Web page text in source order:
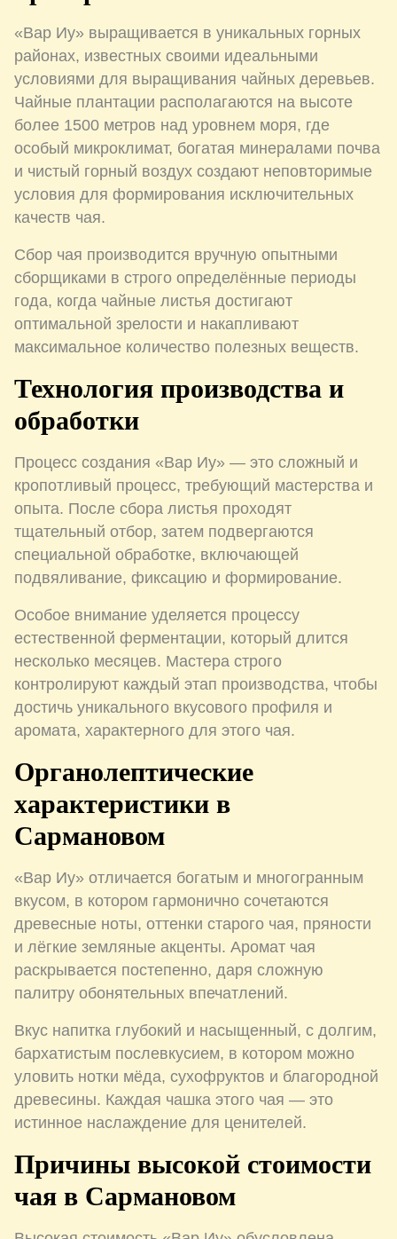
«Вар Иу» выращивается в уникальных горных
районах, известных своими идеальными
условиями для выращивания чайных деревьев.
Чайные плантации располагаются на высоте
более 1500 метров над уровнем моря, где
особый микроклимат, богатая минералами почва
и чистый горный воздух создают неповторимые
условия для формирования исключительных
качеств чая.
Сбор чая производится вручную опытными
сборщиками в строго определённые периоды
года, когда чайные листья достигают
оптимальной зрелости и накапливают
максимальное количество полезных веществ.
Технология производства и
обработки
Процесс создания «Вар Иу» — это сложный и
кропотливый процесс, требующий мастерства и
опыта. После сбора листья проходят
тщательный отбор, затем подвергаются
специальной обработке, включающей
подвяливание, фиксацию и формирование.
Особое внимание уделяется процессу
естественной ферментации, который длится
несколько месяцев. Мастера строго
контролируют каждый этап производства, чтобы
достичь уникального вкусового профиля и
аромата, характерного для этого чая.
Органолептические
характеристики в
Сармановом
«Вар Иу» отличается богатым и многогранным
вкусом, в котором гармонично сочетаются
древесные ноты, оттенки старого чая, пряности
и лёгкие земляные акценты. Аромат чая
раскрывается постепенно, даря сложную
палитру обонятельных впечатлений.
Вкус напитка глубокий и насыщенный, с долгим,
бархатистым послевкусием, в котором можно
уловить нотки мёда, сухофруктов и благородной
древесины. Каждая чашка этого чая — это
истинное наслаждение для ценителей.
Причины высокой стоимости
чая в Сармановом